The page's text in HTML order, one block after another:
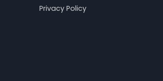
Privacy Policy